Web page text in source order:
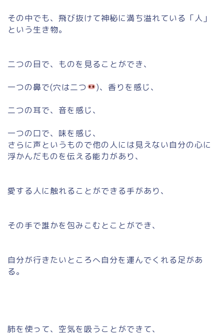
その中でも、飛び抜けて神秘に満ち溢れている「人」
という生き物。
二つの目で、ものを見ることができ、
一つの鼻で(穴は二つ )、香りを感じ、
二つの耳で、音を感じ、
一つの口で、味を感じ、
さらに声というもので他の人には見えない自分の心に
浮かんだものを伝える能力があり、
愛する人に触れることができる手があり、
その手で誰かを包みこむとことができ、
自分が行きたいところへ自分を運んでくれる足があ
る。
肺を使って、空気を吸うことができて、